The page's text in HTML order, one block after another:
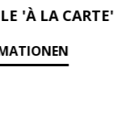
CARTE'